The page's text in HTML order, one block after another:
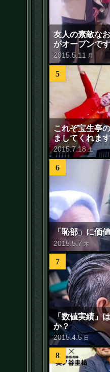
友人の素敵な
がオープンです
2015 5.11 月
5
これぞ宝生亭
ましてくれま
2015.7.18 土
6
「恥部」に価
2015 .5 .7 木
7
「数値実績」
か？
2015 .4.5 日
8